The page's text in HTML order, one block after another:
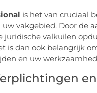
is het van cruciaal
uw vakgebied. Door de
juridische valkuilen
is dan ook belangrijk
en uw